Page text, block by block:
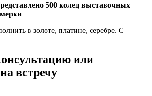
500 колец выставочных
в золоте, платине, серебре. С
или
встречу